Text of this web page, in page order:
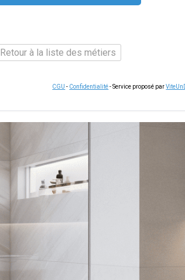
Retour à la liste des métiers
CGU - Confidentialité- Service proposé par